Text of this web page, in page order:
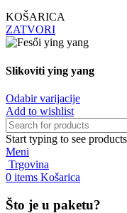
KOŠARICA
ZATVORI
Slikoviti ying yang
Odabir varijacije
Add to wishlist
Start typing to see
Meni
Trgovina
0 items Košarica
Što je u paketu?